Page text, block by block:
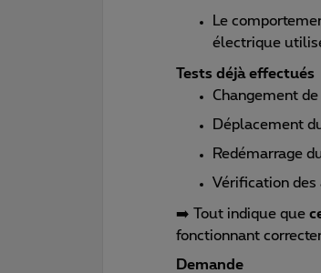
Le
électrique
Tests déjà effectués
Changement
Déplacement
Redémarrage
Vérification
➡️ Tout indique que
fonctionnant
Demande